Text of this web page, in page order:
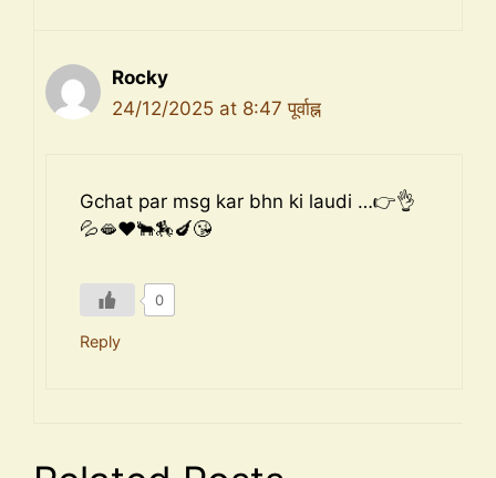
Rocky
24/12/2025 at 8:47 पूर्वाह्न
Gchat par msg kar bhn ki laudi …👉👌
💦🫦❤️🐂🏇🍆😘
0
Reply